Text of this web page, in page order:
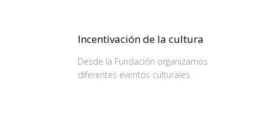
Incentivación de la cultura
Desde la Fundación organizamos
diferentes eventos culturales